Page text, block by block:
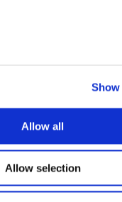
Allow all
Allow selection
og
i og på
Larsen, Helle